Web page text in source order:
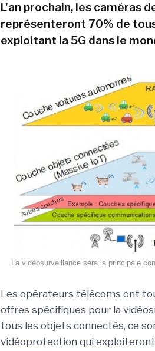
L'an prochain, les caméras
représenteront 70% de
exploitant la 5G dans le
La vidéosurveillance sera la principale
Les opérateurs télécoms ont
offres spécifiques pour la
tous les objets connectés, ce
vidéoprotection qui